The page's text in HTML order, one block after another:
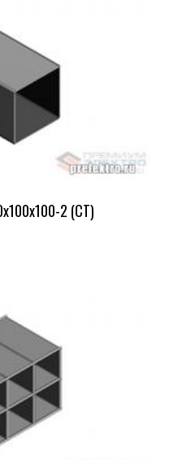
2 (СТ)